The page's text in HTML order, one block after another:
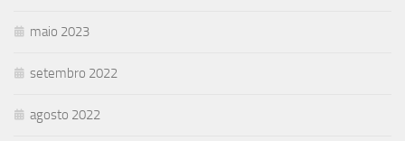
maio 2023
setembro 2022
agosto 2022